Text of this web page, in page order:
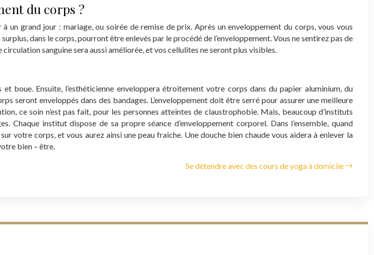
du corps ?
un grand jour : mariage, ou soirée de remise de prix. Après un enveloppement du corps, vous vous
dans le corps, pourront être enlevés par le procédé de l’enveloppement. Vous ne sentirez pas de
sanguine sera aussi améliorée, et vos cellulites ne seront plus visibles.
boue. Ensuite, l’esthéticienne enveloppera étroitement votre corps dans du papier aluminium, du
seront enveloppés dans des bandages. L’enveloppement doit être serré pour assurer une meilleure
ce soin n’est pas fait, pour les personnes atteintes de claustrophobie. Mais, beaucoup d’instituts
Chaque institut dispose de sa propre séance d’enveloppement corporel. Dans l’ensemble, quand
votre corps, et vous aurez ainsi une peau fraîche. Une douche bien chaude vous aidera à enlever la
bien – être.
Se détendre avec des cours de yoga à domicile